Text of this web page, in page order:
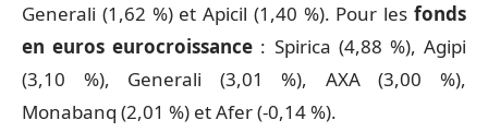
Generali (1,62 %) et Apicil (1,40 %). Pour les fonds
en euros eurocroissance : Spirica (4,88 %), Agipi
(3,10 %), Generali (3,01 %), AXA (3,00 %),
Monabanq (2,01 %) et Afer (-0,14 %).